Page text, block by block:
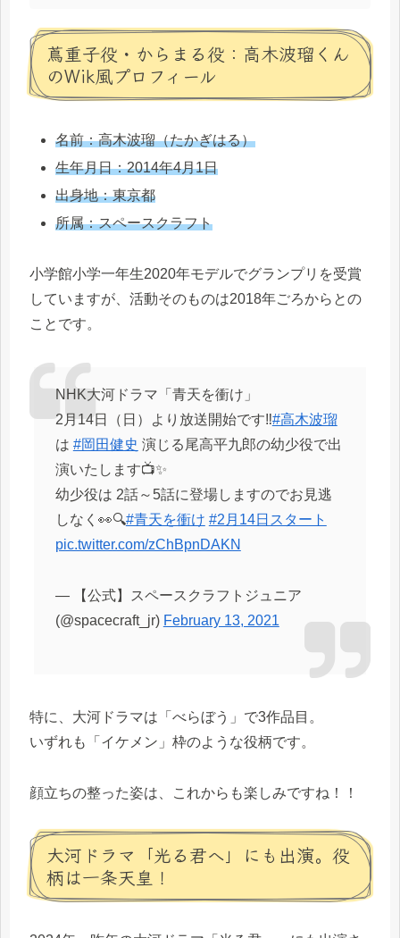
蔦重子役・からまる役：高木波瑠くん
のWik風プロフィール
名前：高木波瑠（たかぎはる）
生年月日：2014年4月1日
出身地：東京都
所属：スペースクラフト
小学館小学一年生2020年モデルでグランプリを受賞
していますが、活動そのものは2018年ごろからとの
ことです。
NHK大河ドラマ「青天を衝け」
2月14日（日）より放送開始です‼️#高木波瑠
は #岡田健史 演じる尾高平九郎の幼少役で出
演いたします📺✨
幼少役は 2話～5話に登場しますのでお見逃
しなく👀🔍#青天を衝け #2月14日スタート
pic.twitter.com/zChBpnDAKN
— 【公式】スペースクラフトジュニア
(@spacecraft_jr) February 13, 2021
特に、大河ドラマは「べらぼう」で3作品目。
いずれも「イケメン」枠のような役柄です。
顔立ちの整った姿は、これからも楽しみですね！！
大河ドラマ「光る君へ」にも出演。役
柄は一条天皇！